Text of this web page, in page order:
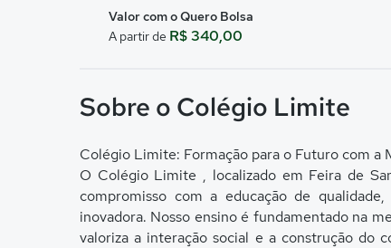
Valor com o Quero Bolsa
A partir de R$ 340,00
Sobre o Colégio Limite
Colégio Limite: Formação para o Futuro com
O Colégio Limite , localizado em Feira de
compromisso com a educação de
inovadora. Nosso ensino é fundamentado na
valoriza a interação social e a construção do